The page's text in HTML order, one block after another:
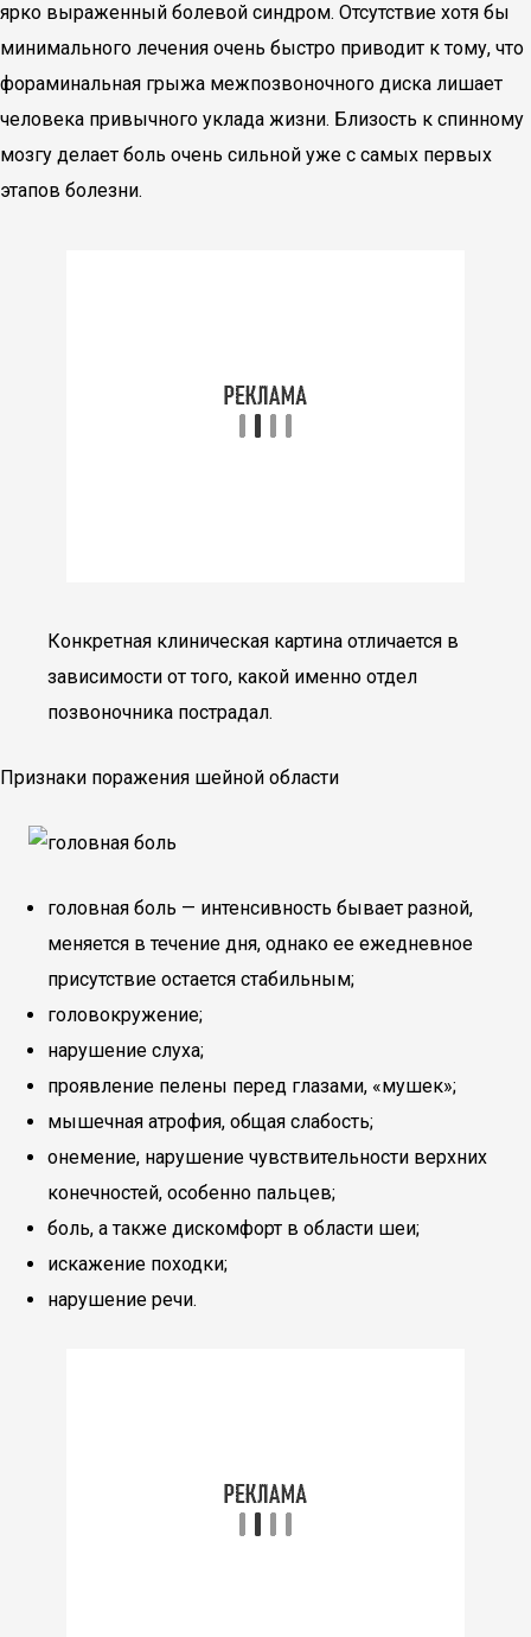
ярко выраженный болевой синдром. Отсутствие хотя бы
минимального лечения очень быстро приводит к тому, что
фораминальная грыжа межпозвоночного диска лишает
человека привычного уклада жизни. Близость к спинному
мозгу делает боль очень сильной уже с самых первых
этапов болезни.
Конкретная клиническая картина отличается в
зависимости от того, какой именно отдел
позвоночника пострадал.
Признаки поражения шейной области
головная боль — интенсивность бывает разной,
меняется в течение дня, однако ее ежедневное
присутствие остается стабильным;
головокружение;
нарушение слуха;
проявление пелены перед глазами, «мушек»;
мышечная атрофия, общая слабость;
онемение, нарушение чувствительности верхних
конечностей, особенно пальцев;
боль, а также дискомфорт в области шеи;
искажение походки;
нарушение речи.